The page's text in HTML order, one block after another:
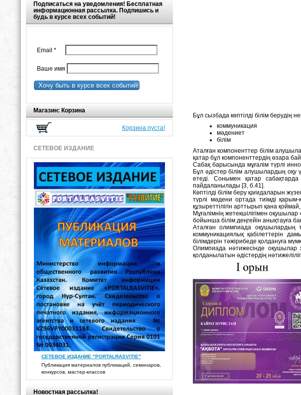
Подписаться на уведомления! Бесплатная
информационная рассылка. Подпишись и
будь в курсе всех событий!
Email *
Ваше имя
Хочу быть в курсе всех событий!
Магазин: Корзина
Корзина пуста!
СЕТЕВОЕ ИЗДАНИЕ
СЕТЕВОЕ ИЗДАНИЕ "PORTALRASVITIE"
Публикация материалов публикаций, семинаров,
конкурсов, мастер-классов
Новостная рассылка!
Бұл сызбада көптілді білім берудің
коммуникация
мәдениет
білім
Аталған компоненттер білім
қатар бұл компоненттердің өзара
Сабақ барысында мұғалім түрлі
Бұл әдістер білім алушылардың оқу
етеді. Сонымен қатар
пайдаланылады [3, б.41].
Көптілді білім беру қағидаларын
түрлі мәдени ортада тиімді
құзыреттілігін арттырып қана
Мұғалімнің жетекшілігімен
бойынша білім деңгейін анықтауға
Аталған олимпиада оқушылардың
коммуникациялық қабілеттерін
білімдерін тәжірибеде қолдануға
Олимпиада нәтижесінде оқушылар
қолданылатын әдістердің